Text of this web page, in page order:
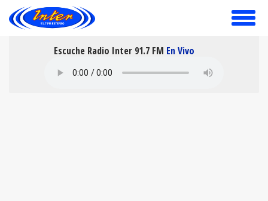
toggle
Escuche Radio Inter 91.7 FM En Vivo